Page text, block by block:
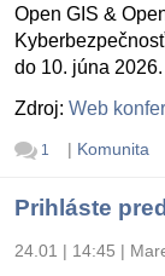
Open GIS &
do 10. júna
Zdroj: Web
1 | Komunita
Prihláste
24.01 | 14:45 |